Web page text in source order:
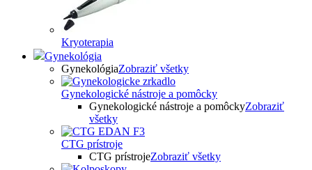
Kryoterapia
Gynekológia
GynekológiaZobraziť všetky
Gynekologické nástroje a pomôcky
Gynekologické nástroje a pomôckyZobraziť
všetky
CTG prístroje
CTG prístrojeZobraziť všetky